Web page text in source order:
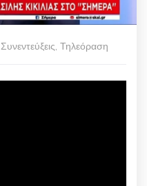
Συνεντεύξεις, Τηλεόραση